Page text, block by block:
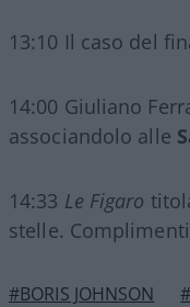
13:10 Il caso del
14:00 Giuliano
associandolo alle
14:33 Le Figaro
stelle.
#BORIS JOHNSON